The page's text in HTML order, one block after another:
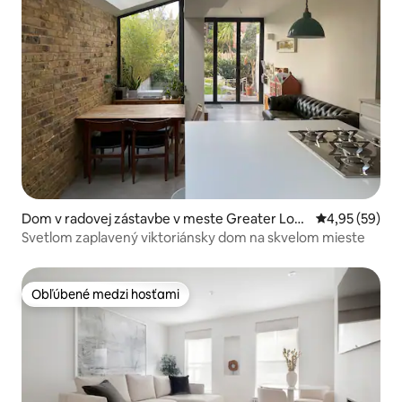
Dom v radovej zástavbe v meste Greater Lon
don
Priemerné
4,95 (59)
Svetlom zaplavený viktoriánsky dom na skvelom mieste
Obľúbené medzi hosťami
Obľúbené medzi hosťami